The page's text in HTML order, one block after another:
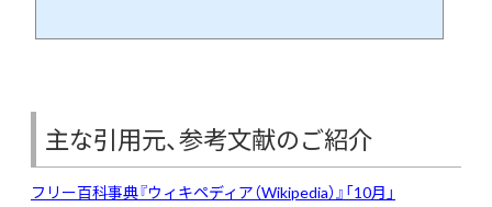
主な引用元、参考文献のご紹介
フリー百科事典『ウィキペディア（Wikipedia）』「10月」